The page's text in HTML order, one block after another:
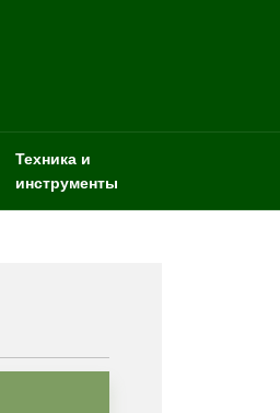
Техника и
инструменты